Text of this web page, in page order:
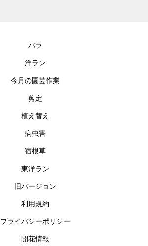
バラ
洋ラン
今月の園芸作業
剪定
植え替え
病虫害
宿根草
東洋ラン
旧バージョン
利用規約
プライバシーポリシー
開花情報